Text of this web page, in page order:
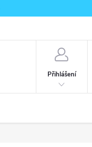
Přihlášení